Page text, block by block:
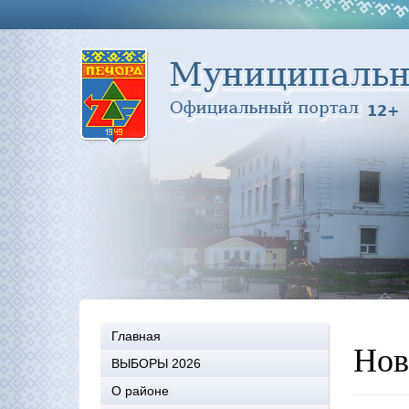
Главная
ВЫБОРЫ 2026
О районе